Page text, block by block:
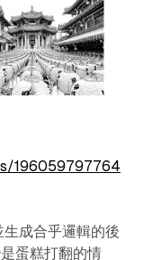
196059797764
成合乎邏輯的後
蛋糕打翻的情